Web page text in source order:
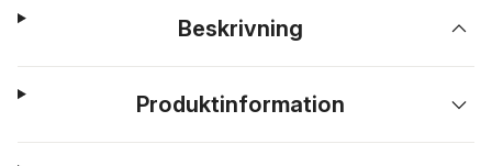
Beskrivning
Produktinformation